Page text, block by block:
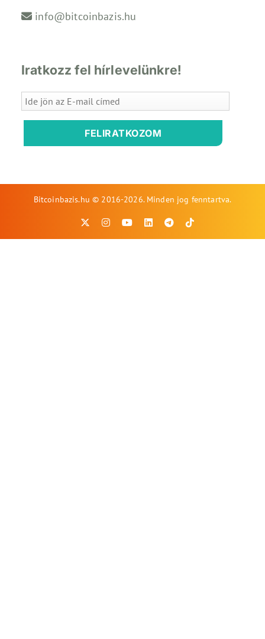
info@bitcoinbazis.hu
Iratkozz fel hírlevelünkre!
FELIRATKOZOM
Bitcoinbazis.hu © 2016-2026. Minden jog fenntartva.